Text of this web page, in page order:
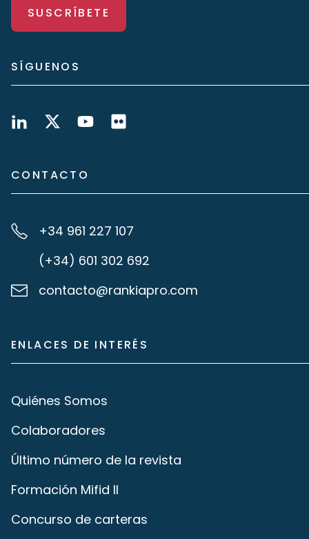
SUSCRÍBETE
SÍGUENOS
CONTACTO
+34 961 227 107
(+34) 601 302 692
contacto@rankiapro.com
ENLACES DE INTERÉS
Quiénes Somos
Colaboradores
Último número de la revista
Formación Mifid II
Concurso de carteras